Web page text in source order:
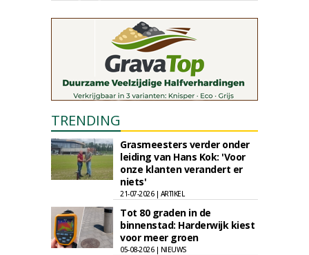
TRENDING
Grasmeesters verder onder
leiding van Hans Kok: 'Voor
onze klanten verandert er
niets'
21-07-2026 | ARTIKEL
Tot 80 graden in de
binnenstad: Harderwijk kiest
voor meer groen
05-08-2026 | NIEUWS